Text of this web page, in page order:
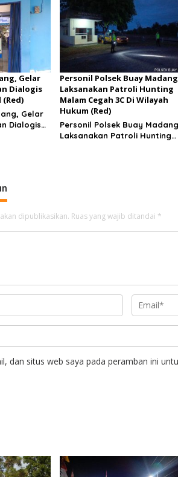
Gelar
Dialogis
(Red)
Gelar
Dialogis
Personil Polsek Buay
Laksanakan Patroli Hunting
Malam Cegah 3C Di Wilayah
Hukum (Red)
Personil Polsek Buay
Laksanakan Patroli Hunting
dipublikasikan. Ruas yang wajib ditandai *
dan situs web saya pada peramban ini